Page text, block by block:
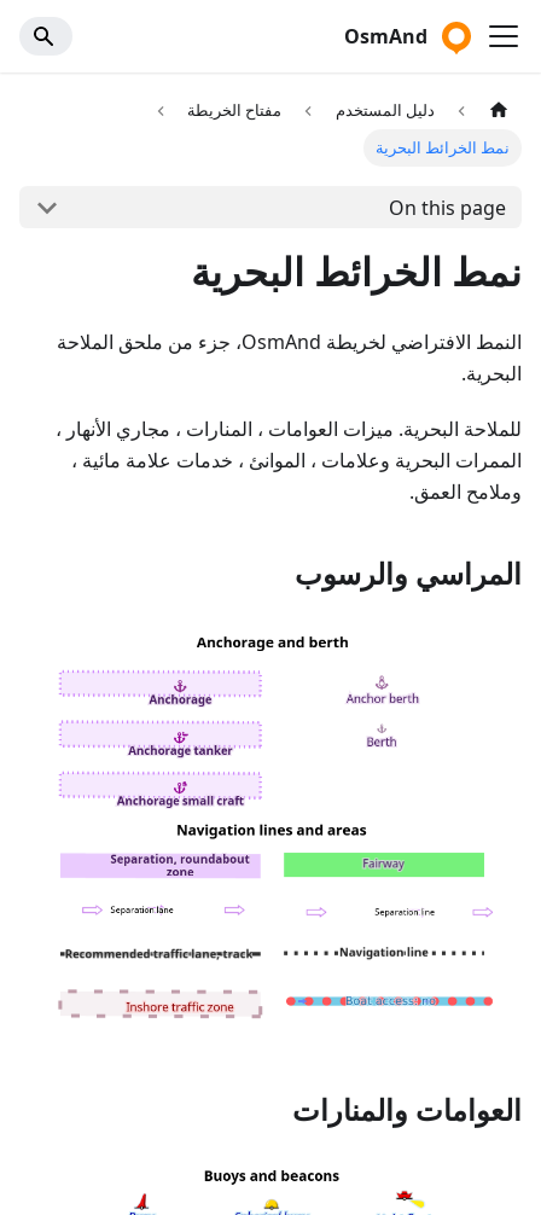
OsmAnd
دليل المستخدم
مفتاح الخريطة
نمط الخرائط البحرية
On this page
نمط الخرائط البحرية
النمط الافتراضي لخريطة OsmAnd، جزء من ملحق الملاحة
البحرية.
للملاحة البحرية. ميزات العوامات ، المنارات ، مجاري الأنهار ،
الممرات البحرية وعلامات ، الموانئ ، خدمات علامة مائية ،
وملامح العمق.
المراسي والرسوب
العوامات والمنارات